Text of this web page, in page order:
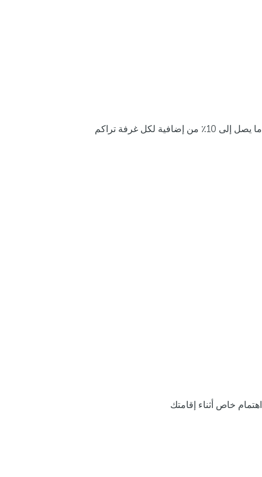
ما يصل إلى 10٪ من إضافية لكل غرفة تراكم
اهتمام خاص أثناء إقامتك